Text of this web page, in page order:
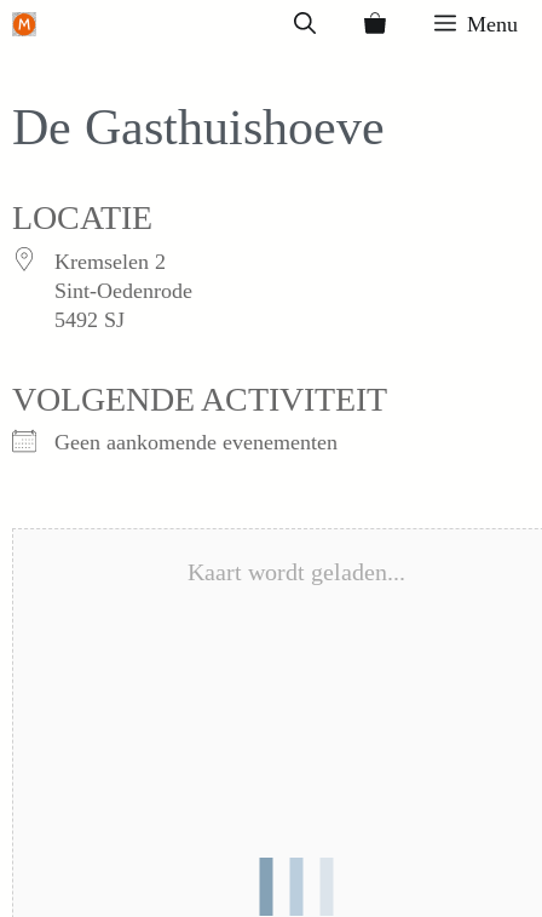
Ga
inhoud
Menu
De Gasthuishoeve
LOCATIE
Kremselen 2
Sint-Oedenrode
5492 SJ
VOLGENDE ACTIVITEIT
Geen aankomende evenementen
Kaart wordt geladen...